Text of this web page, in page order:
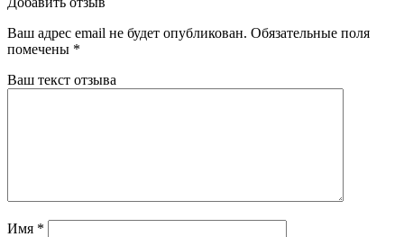
Ваш адрес email не будет опубликован. Обязательные поля
помечены *
Ваш текст отзыва
Имя *